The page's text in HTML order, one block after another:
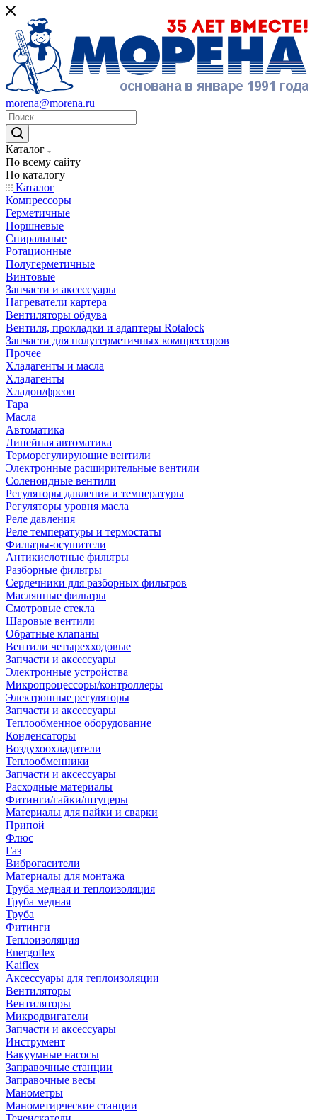
morena@morena.ru
Каталог
По всему сайту
По каталогу
Каталог
Компрессоры
Герметичные
Поршневые
Спиральные
Ротационные
Полугерметичные
Винтовые
Запчасти и аксессуары
Нагреватели картера
Вентиляторы обдува
Вентиля, прокладки и адаптеры Rotalock
Запчасти для полугерметичных компрессоров
Прочее
Хладагенты и масла
Хладагенты
Хладон/фреон
Тара
Масла
Автоматика
Линейная автоматика
Терморегулирующие вентили
Электронные расширительные вентили
Соленоидные вентили
Регуляторы давления и температуры
Регуляторы уровня масла
Реле давления
Реле температуры и термостаты
Фильтры-осушители
Антикислотные фильтры
Разборные фильтры
Сердечники для разборных фильтров
Маслянные фильтры
Смотровые стекла
Шаровые вентили
Обратные клапаны
Вентили четырехходовые
Запчасти и аксессуары
Электронные устройства
Микропроцессоры/контроллеры
Электронные регуляторы
Запчасти и аксессуары
Теплообменное оборудование
Конденсаторы
Воздухоохладители
Теплообменники
Запчасти и аксессуары
Расходные материалы
Фитинги/гайки/штуцеры
Материалы для пайки и сварки
Припой
Флюс
Газ
Виброгасители
Материалы для монтажа
Труба медная и теплоизоляция
Труба медная
Труба
Фитинги
Теплоизоляция
Energoflex
Kaiflex
Аксессуары для теплоизоляции
Вентиляторы
Вентиляторы
Микродвигатели
Запчасти и аксессуары
Инструмент
Вакуумные насосы
Заправочные станции
Заправочные весы
Манометры
Манометирческие станции